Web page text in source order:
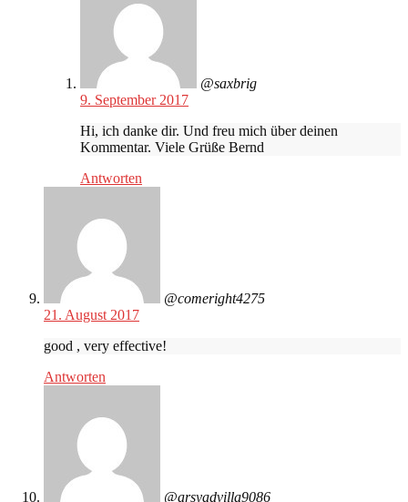
@saxbrig
9. September 2017
Hi, ich danke dir. Und freu mich über deinen
Kommentar. Viele Grüße Bernd
Antworten
@comeright4275
21. August 2017
good , very effective!
Antworten
@arsyadvilla9086